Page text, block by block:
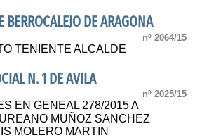
DE ARAGONA
nº 2064/15
TENIENTE ALCALDE
N. 1 DE AVILA
nº 2025/15
EN GENEAL 278/2015 A
MUÑOZ SANCHEZ
MOLERO MARTIN